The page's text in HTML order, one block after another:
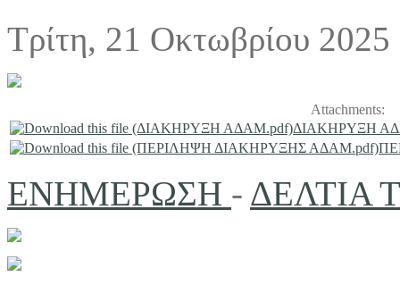
Τρίτη, 21 Οκτωβρίου
Attachments:
ΔΙΑΚΗΡΥΞΗ
ΕΝΗΜΕΡΩΣΗ - ΔΕΛΤΙΑ